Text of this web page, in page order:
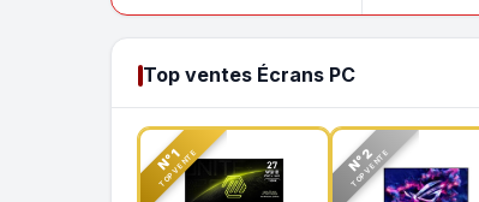
Top ventes Écrans PC
N°1
TOP VENTE N°2
TOP VENTE